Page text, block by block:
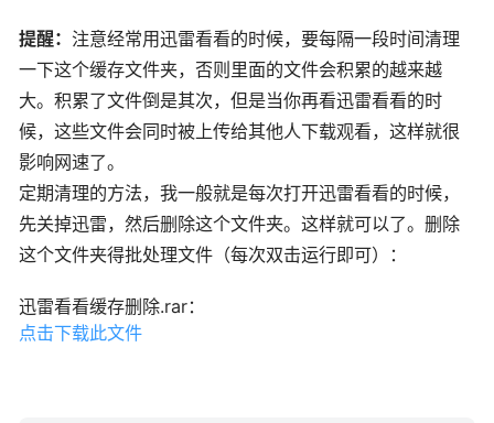
提醒： 注意经常用迅雷看看的时候，要每隔一段时间清理
一下这个缓存文件夹，否则里面的文件会积累的越来越
大。积累了文件倒是其次，但是当你再看迅雷看看的时
候，这些文件会同时被上传给其他人下载观看，这样就很
影响网速了。
定期清理的方法，我一般就是每次打开迅雷看看的时候，
先关掉迅雷，然后删除这个文件夹。这样就可以了。删除
这个文件夹得批处理文件（每次双击运行即可）：
迅雷看看缓存删除.rar：
点击下载此文件